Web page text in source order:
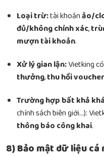
Loại trừ:tài khoảnảo/
đủ/không chính xác,
mượn tài khoản.
Xử lý gian lận:Vietking
thưởng,thu hồi voucher
Trường hợp bất khả
chính sách biên giới…):
thông báo công khai.
8) Bảo mật dữ liệu cá